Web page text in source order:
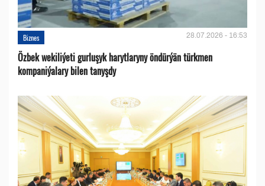
Biznes 28.07.2026 - 16:53
Özbek wekiliýeti gurluşyk harytlaryny öndürýän türkmen
kompaniýalary bilen tanyşdy